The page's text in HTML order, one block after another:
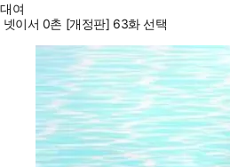
대여
넷이서 0촌 [개정판] 63화 선택